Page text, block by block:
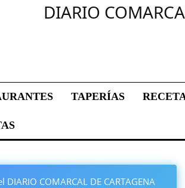
DIARIO
TAPERÍAS
COMARCAL DE CARTAGENA